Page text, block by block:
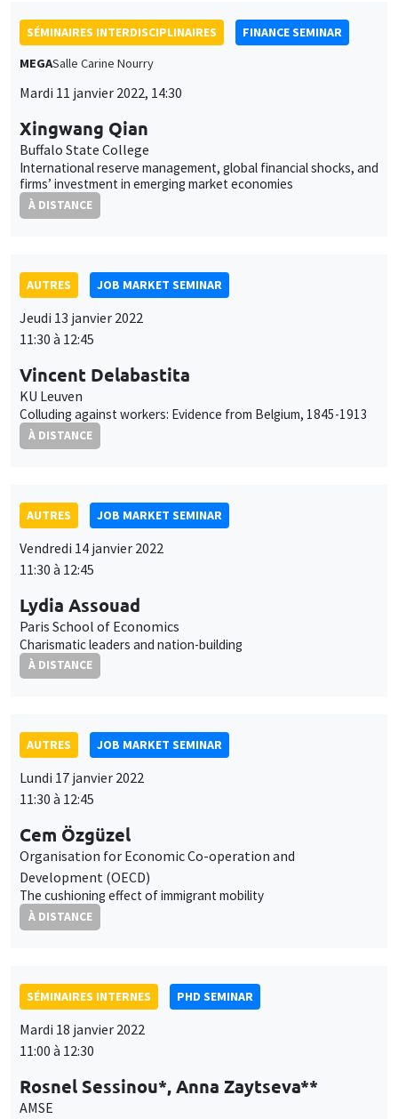
SÉMINAIRES INTERDISCIPLINAIRES
FINANCE SEMINAR
MEGASalle Carine Nourry
Mardi 11 janvier 2022, 14:30
Xingwang Qian
Buffalo State College
International reserve management, global financial shocks, and
firms’ investment in emerging market economies
À DISTANCE
AUTRES JOB MARKET SEMINAR
Jeudi 13 janvier 2022
11:30 à 12:45
Vincent Delabastita
KU Leuven
Colluding against workers: Evidence from Belgium, 1845-1913
À DISTANCE
AUTRES JOB MARKET SEMINAR
Vendredi 14 janvier 2022
11:30 à 12:45
Lydia Assouad
Paris School of Economics
Charismatic leaders and nation-building
À DISTANCE
AUTRES JOB MARKET SEMINAR
Lundi 17 janvier 2022
11:30 à 12:45
Cem Özgüzel
Organisation for Economic Co-operation and
Development (OECD)
The cushioning effect of immigrant mobility
À DISTANCE
SÉMINAIRES INTERNES PHD SEMINAR
Mardi 18 janvier 2022
11:00 à 12:30
Rosnel Sessinou*, Anna Zaytseva**
AMSE